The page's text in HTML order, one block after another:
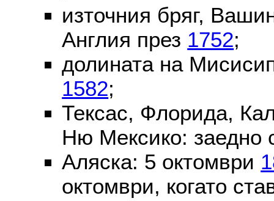
източния бряг,
Англия през 1752;
долината на
1582;
Тексас, Флорида,
Ню Мексико: заедно
Аляска: 5 октомври
октомври, когато